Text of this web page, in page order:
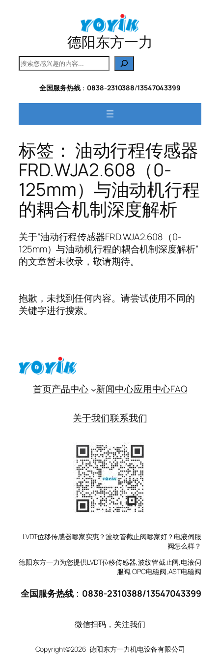
德阳东方一力
搜
索
全国服务热线： 0838-2310388/13547043399
标签： 油动行程传感器
FRD.WJA2.608（0-
125mm）与油动机行程
的耦合机制深度解析
关于“油动行程传感器FRD.WJA2.608（0-
125mm）与油动机行程的耦合机制深度解析”
的文章暂未收录，敬请期待。
抱歉，未找到任何内容。请尝试使用不同的
关键字进行搜索。
首页产品中心 新闻中心应用中心FAQ
关于我们联系我们
LVDT位移传感器哪家实惠？波纹管截止阀哪家好？电液伺服
阀怎么样？
德阳东方一力为您提供LVDT位移传感器,波纹管截止阀,电液伺
服阀,OPC电磁阀,AST电磁阀
全国服务热线： 0838-2310388/13547043399
微信扫码，关注我们
Copyright©2026 德阳东方一力机电设备有限公司